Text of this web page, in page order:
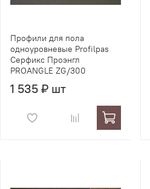
Профили для пола
одноуровневые Profilpas
Серфикс Проэнгл
PROANGLE ZG/300
1 535 ₽ шт